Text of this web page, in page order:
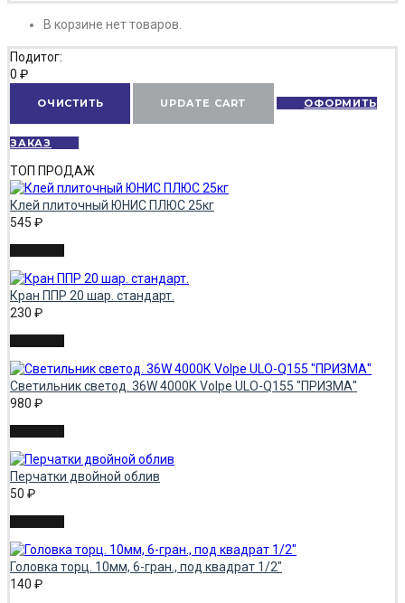
В корзине нет товаров.
Подитог:
0 ₽
ОЧИСТИТЬ UPDATE CART ОФОРМИТЬ
ЗАКАЗ
ТОП ПРОДАЖ
Клей плиточный ЮНИС ПЛЮС 25кг
545 ₽
Кран ППР 20 шар. стандарт.
230 ₽
Светильник светод. 36W 4000К Volpe ULО-Q155 "ПРИЗМА"
980 ₽
Перчатки двойной облив
50 ₽
Головка торц. 10мм, 6-гран., под квадрат 1/2"
140 ₽